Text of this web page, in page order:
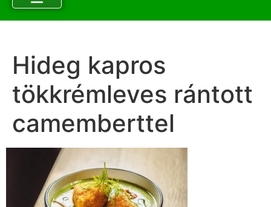
Hideg kapros
tökkrémleves rántott
camemberttel